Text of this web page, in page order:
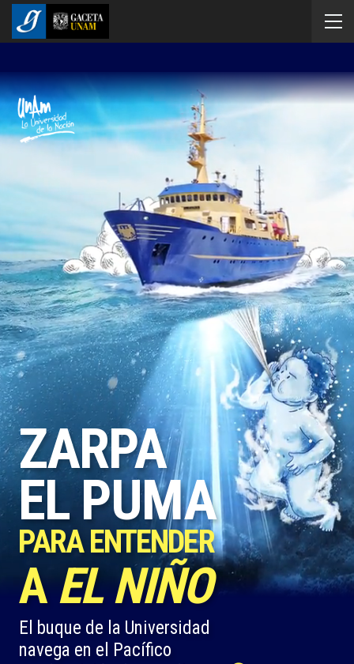
AEL NIÑO
ZARPA
EL PUMA
El buque de la Universidad
navega en el Pacífico
PARA ENTENDER